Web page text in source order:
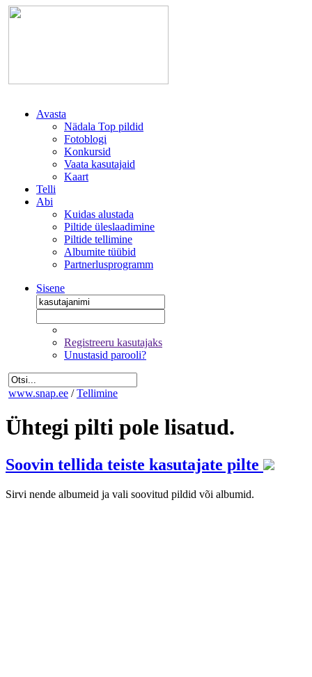
Avasta
Nädala Top pildid
Fotoblogi
Konkursid
Vaata kasutajaid
Kaart
Telli
Abi
Kuidas alustada
Piltide üleslaadimine
Piltide tellimine
Albumite tüübid
Partnerlusprogramm
Sisene
Registreeru kasutajaks
Unustasid parooli?
www.snap.ee / Tellimine
Ühtegi pilti pole lisatud.
Soovin tellida teiste kasutajate pilte
Sirvi nende albumeid ja vali soovitud pildid või albumid.